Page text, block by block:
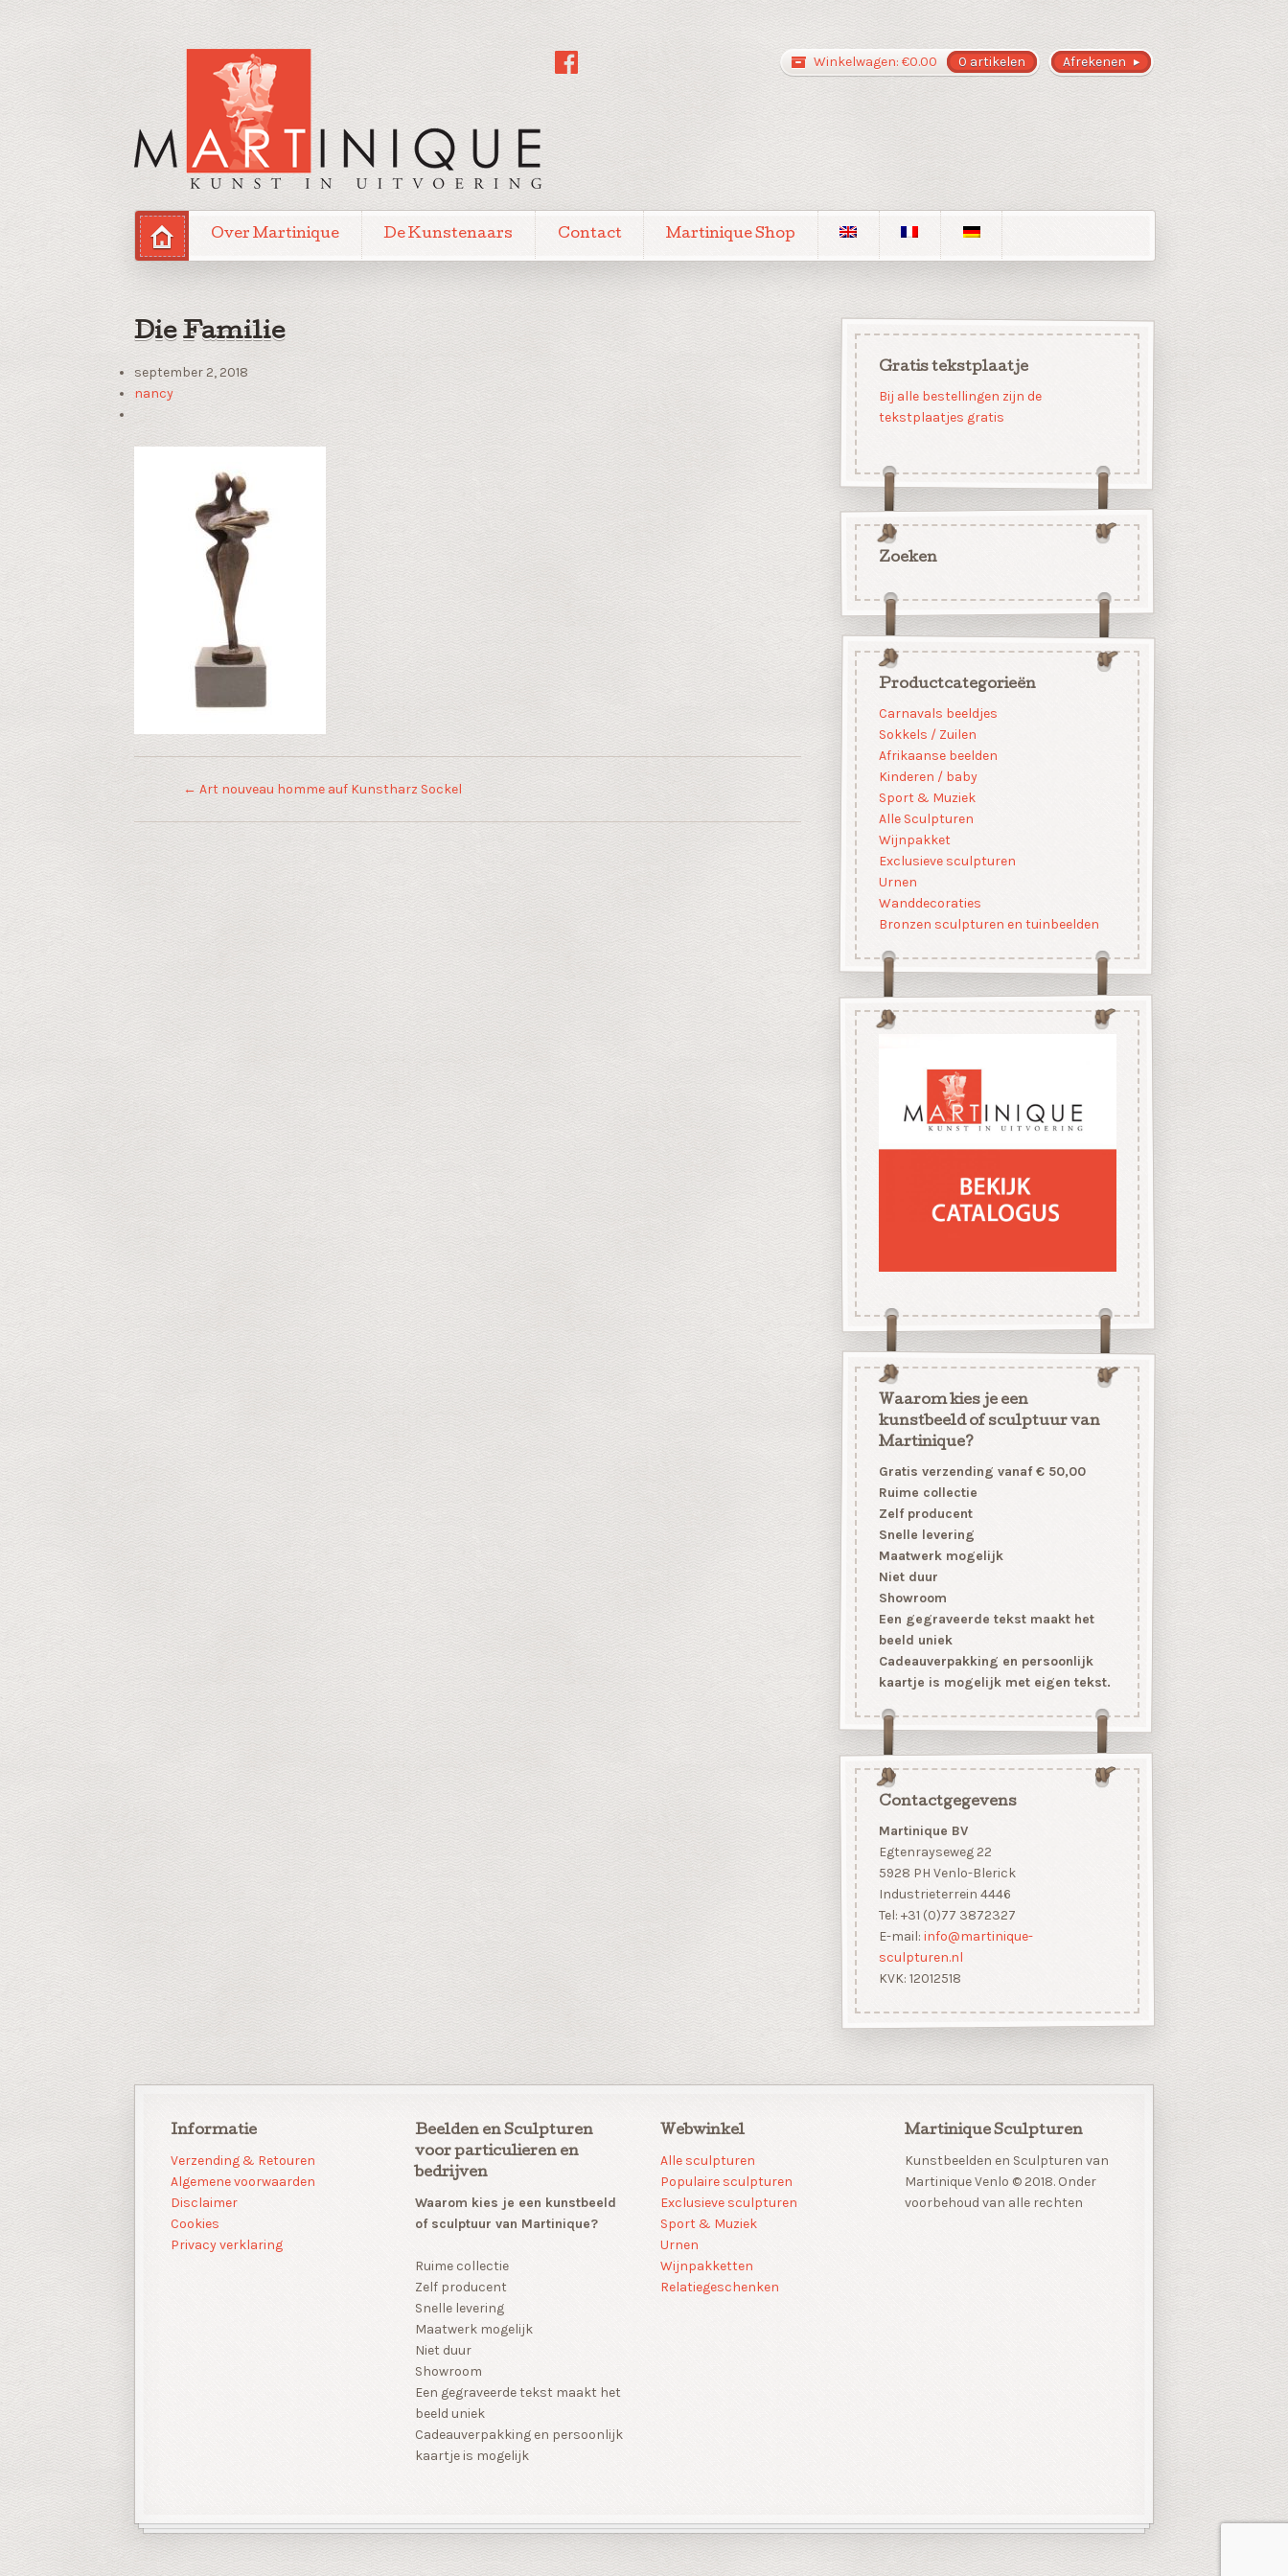
Afrekenen
Winkelwagen: €0.00 0 artikelen
Over Martinique De Kunstenaars Contact Martinique Shop
Die Familie
september 2, 2018
nancy
← Art nouveau homme auf Kunstharz Sockel
Gratis tekstplaatje
Bij alle bestellingen zijn de
tekstplaatjes gratis
Zoeken
Productcategorieën
Carnavals beeldjes
Sokkels / Zuilen
Afrikaanse beelden
Kinderen / baby
Sport & Muziek
Alle Sculpturen
Wijnpakket
Exclusieve sculpturen
Urnen
Wanddecoraties
Bronzen sculpturen en tuinbeelden
Waarom kies je een
kunstbeeld of sculptuur van
Martinique?
Gratis verzending vanaf € 50,00
Ruime collectie
Zelf producent
Snelle levering
Maatwerk mogelijk
Niet duur
Showroom
Een gegraveerde tekst maakt het
beeld uniek
Cadeauverpakking en persoonlijk
kaartje is mogelijk met eigen tekst.
Contactgegevens
Martinique BV
Egtenrayseweg 22
5928 PH Venlo-Blerick
Industrieterrein 4446
Tel: +31 (0)77 3872327
E-mail: info@martinique-
sculpturen.nl
KVK: 12012518
Informatie
Verzending & Retouren
Algemene voorwaarden
Disclaimer
Cookies
Privacy verklaring
Beelden en Sculpturen
voor particulieren en
bedrijven
Waarom kies je een kunstbeeld
of sculptuur van Martinique?
Ruime collectie
Zelf producent
Snelle levering
Maatwerk mogelijk
Niet duur
Showroom
Een gegraveerde tekst maakt het
beeld uniek
Cadeauverpakking en persoonlijk
kaartje is mogelijk
Webwinkel
Alle sculpturen
Populaire sculpturen
Exclusieve sculpturen
Sport & Muziek
Urnen
Wijnpakketten
Relatiegeschenken
Martinique Sculpturen
Kunstbeelden en Sculpturen van
Martinique Venlo © 2018. Onder
voorbehoud van alle rechten